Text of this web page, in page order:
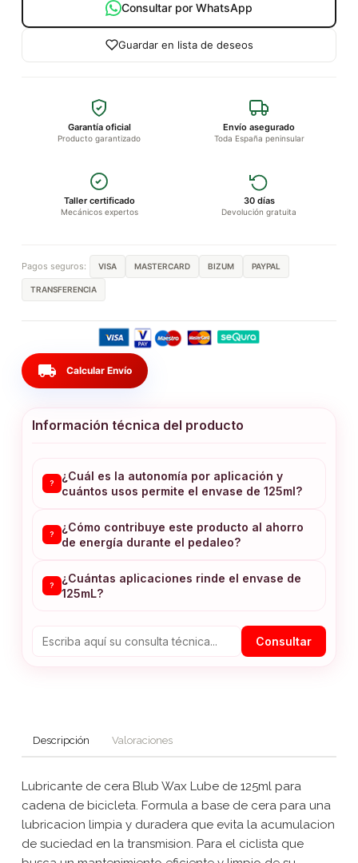
Consultar por WhatsApp
Guardar en lista de deseos
Garantía oficial
Producto garantizado
Envío asegurado
Toda España peninsular
Taller certificado
Mecánicos expertos
30 días
Devolución gratuita
Pagos seguros: VISA MASTERCARD BIZUM PAYPAL
TRANSFERENCIA
local_shipping Calcular Envío
Información técnica del producto
?
¿Cuál es la autonomía por aplicación y
cuántos usos permite el envase de 125ml?
?
¿Cómo contribuye este producto al ahorro
de energía durante el pedaleo?
?
¿Cuántas aplicaciones rinde el envase de
125mL?
Consultar
Descripción Valoraciones
Lubricante de cera Blub Wax Lube de 125ml para
cadena de bicicleta. Formula a base de cera para una
lubricacion limpia y duradera que evita la acumulacion
de suciedad en la transmision. Para el ciclista que